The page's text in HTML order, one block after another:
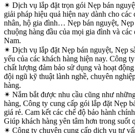
✴ Dịch vụ lắp đặt trọn gói Nẹp bán
giải pháp hiệu quả hiện nay dành cho các
nhân, hộ gia đình… Nẹp bán nguyệt, Nẹp
chuộng hàng đầu của mọi gia đình và
Nam.
✴ Dịch vụ lắp đặt Nẹp bán nguyệt, Nẹp
yếu của các khách hàng hiện nay. Công
chất lượng đảm bảo sử dụng và hoạt
đội ngũ kỹ thuật lành nghề, chuyên
hàng.
✴ Nắm bắt được nhu cầu cũng như
hàng, Công ty cung cấp gói lắp đặt Nẹp
giá rẻ. Cam kết các chế độ bảo hành
Giúp khách hàng yên tâm hơn trong suốt
✴ Công ty chuyên cung cấp dịch vụ tư